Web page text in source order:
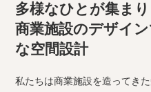
多様なひとが集ま
商業施設のデザイ
な空間設計
私たちは商業施設を造ってき